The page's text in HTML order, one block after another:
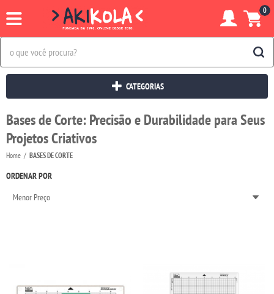
0
CATEGORIAS
Bases de Corte: Precisão e Durabilidade para Seus
Projetos Criativos
Home BASES DE CORTE
ORDENAR POR
Menor Preço